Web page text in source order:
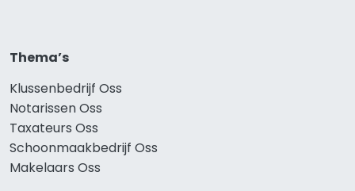
Thema’s
Klussenbedrijf Oss
Notarissen Oss
Taxateurs Oss
Schoonmaakbedrijf Oss
Makelaars Oss